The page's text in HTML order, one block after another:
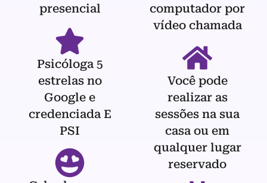
presencial
Psicóloga 5
estrelas no
Google e
credenciada E
PSI
computador por
vídeo chamada
Você pode
realizar as
sessões na sua
casa ou em
qualquer lugar
reservado